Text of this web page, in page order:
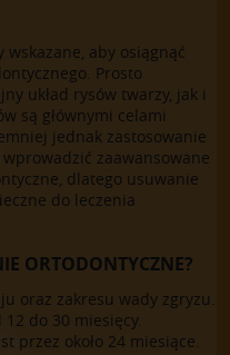
aby osiągnąć
Prosto
układ rysów twarzy, jak i
są głównymi celami
jednak zastosowanie
zaawansowane
dlatego usuwanie
do leczenia
ORTODONTYCZNE?
oraz zakresu wady zgryzu.
do 30 miesięcy.
przez około 24 miesiące.